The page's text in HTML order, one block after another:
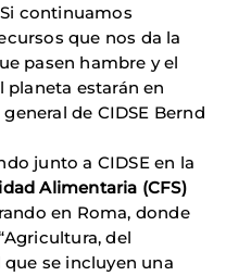
continuamos
que nos da la
pasen hambre y el
estarán en
de CIDSE Bernd
junto a CIDSE en la
Alimentaria (CFS)
en Roma, donde
del
se incluyen una